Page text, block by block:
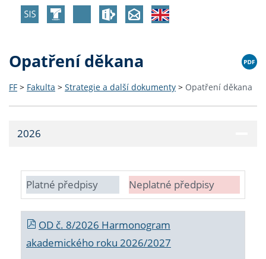
Opatření děkana
FF > Fakulta > Strategie a další dokumenty > Opatření děkana
2026
Platné předpisy Neplatné předpisy
OD č. 8/2026 Harmonogram
akademického roku 2026/2027